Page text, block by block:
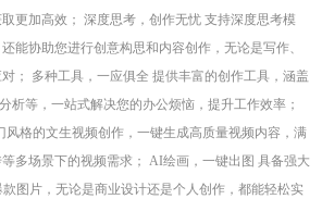
更加高效； 深度思考，创作无忧 支持深度思考模
能协助您进行创意构思和内容创作，无论是写作、
； 多种工具，一应俱全 提供丰富的创作工具，涵盖
析等，一站式解决您的办公烦恼，提升工作效率；
格的文生视频创作，一键生成高质量视频内容，满
多场景下的视频需求； AI绘画，一键出图 具备强大
图片，无论是商业设计还是个人创作，都能轻松实